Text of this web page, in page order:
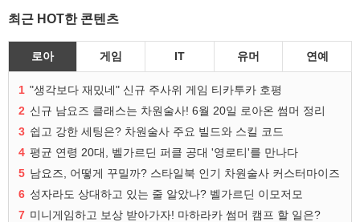
최근 HOT한 콘텐츠
로아 게임 IT 유머 연예
1 "생각보다 재밌네" 신규 주사위 게임 티카투카 호평
2 신규 남요즈 클래스는 차원술사! 6월 20일 로아온 썸머 정리
3 쉽고 강한 세팅은? 차원술사 주요 빌드와 스킬 코드
4 평균 연령 20대, 벨가르딘 퍼클 공대 '영로티'를 만나다
5 남요즈, 어떻게 꾸밀까? 스타일북 인기 차원술사 커스터마이즈
6 성자라도 상대하고 있는 줄 알았나? 벨가르딘 이모저모
7 미니게임하고 보상 받아가자! 마하라카 썸머 캠프 할 일은?